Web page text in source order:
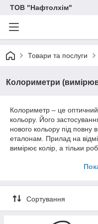
ТОВ "Нафтолхім"
Товари та послуги
Колориметри
Колориметр – це
кольору. Його
нового кольору під повну
еталонам. Прилад на
вимірює колір, а тільки
щоб домогтися повної
інших приладів.
Області застосування
Хімічна
Сортування